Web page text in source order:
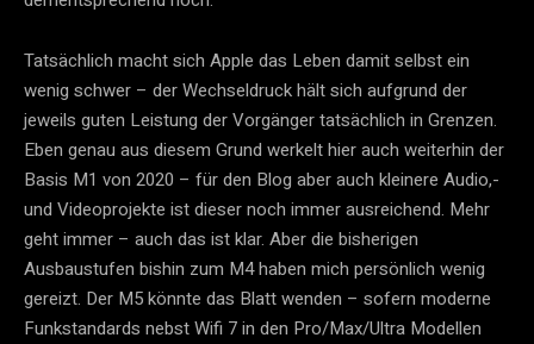
​Tatsächlich macht sich Apple das Leben damit selbst ein
wenig schwer – der Wechseldruck hält sich aufgrund der
jeweils guten Leistung der Vorgänger tatsächlich in Grenzen.
Eben genau aus diesem Grund werkelt hier auch weiterhin der
Basis M1 von 2020 – für den Blog aber auch kleinere Audio,-
und Videoprojekte ist dieser noch immer ausreichend. Mehr
geht immer – auch das ist klar. Aber die bisherigen
Ausbaustufen bishin zum M4 haben mich persönlich wenig
gereizt. Der M5 könnte das Blatt wenden – sofern moderne
Funkstandards nebst Wifi 7 in den Pro/Max/Ultra Modellen